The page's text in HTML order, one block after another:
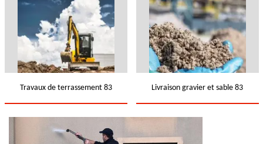
Travaux de terrassement 83 Livraison gravier et sable 83